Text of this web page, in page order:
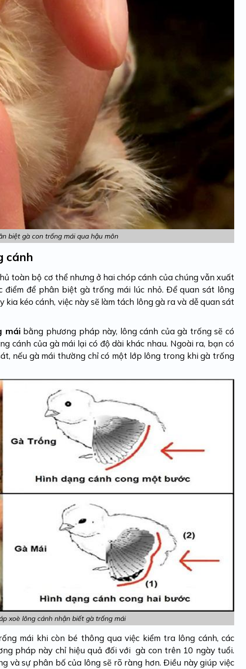
biệt gà con trống mái qua hậu môn
cánh
toàn bộ cơ thể nhưng ở hai chóp cánh của chúng vẫn xuất
điểm để phân biệt gà trống mái lúc nhỏ. Để quan sát lông
kia kéo cánh, việc này sẽ làm tách lông gà ra và dễ quan sát
máibằng phương pháp này, lông cánh của gà trống sẽ có
cánh của gà mái lại có độ dài khác nhau. Ngoài ra, bạn có
nếu gà mái thường chỉ có một lớp lông trong khi gà trống
xoè lông cánh nhận biết gà trống mái
mái khi còn bé thông qua việc kiểm tra lông cánh, các
pháp này chỉ hiệu quả đối với gà con trên 10 ngày tuổi.
và sự phân bố của lông sẽ rõ ràng hơn. Điều này giúp việc